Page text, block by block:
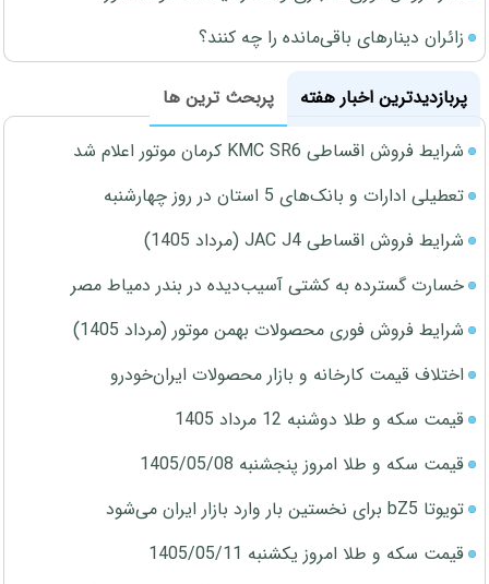
زائران دینارهای باقی‌مانده را چه کنند؟
پربازدیدترین اخبار هفته
پربحث ترین ها
شرایط فروش اقساطی KMC SR6 کرمان موتور اعلام شد
تعطیلی ادارات و بانک‌های 5 استان در روز چهارشنبه
شرایط فروش اقساطی JAC J4 (مرداد 1405)
خسارت گسترده به کشتی آسیب‌دیده در بندر دمیاط مصر
شرایط فروش فوری محصولات بهمن موتور (مرداد 1405)
اختلاف قیمت کارخانه و بازار محصولات ایران‌خودرو
قیمت سکه و طلا دوشنبه 12 مرداد 1405
قیمت سکه و طلا امروز پنجشنبه 1405/05/08
تویوتا bZ5 برای نخستین بار وارد بازار ایران می‌شود
قیمت سکه و طلا امروز یکشنبه 1405/05/11